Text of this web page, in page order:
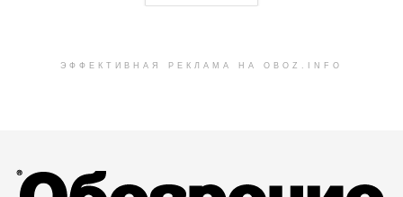
ЭФФЕКТИВНАЯ РЕКЛАМА НА OBOZ.INFO